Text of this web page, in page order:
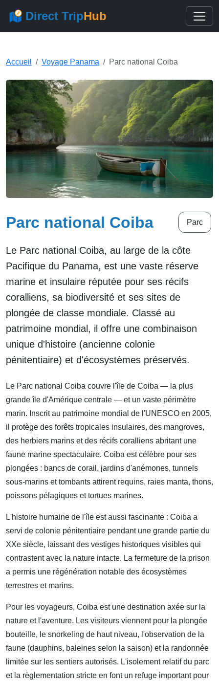
Direct TripHub
Accueil Voyage Panama Parc national Coiba
Parc national Coiba Parc
Le Parc national Coiba, au large de la côte
Pacifique du Panama, est une vaste réserve
marine et insulaire réputée pour ses récifs
coralliens, sa biodiversité et ses sites de
plongée de classe mondiale. Classé au
patrimoine mondial, il offre une combinaison
unique d'histoire (ancienne colonie
pénitentiaire) et d'écosystèmes préservés.
Le Parc national Coiba couvre l'île de Coiba — la plus
grande île d'Amérique centrale — et un vaste périmètre
marin. Inscrit au patrimoine mondial de l'UNESCO en 2005,
il protège des forêts tropicales insulaires, des mangroves,
des herbiers marins et des récifs coralliens abritant une
faune marine spectaculaire. Coiba est célèbre pour ses
plongées : bancs de corail, jardins d'anémones, tunnels
sous-marins et tombants attirent requins, raies manta, thons,
poissons pélagiques et tortues marines.
L'histoire humaine de l'île est aussi fascinante : Coiba a
servi de colonie pénitentiaire pendant une grande partie du
XXe siècle, laissant des vestiges historiques visibles qui
contrastent avec la nature intacte. La fermeture de la prison
a permis une régénération notable des écosystèmes
terrestres et marins.
Pour les voyageurs, Coiba est une destination axée sur la
nature et l'aventure. Les visiteurs viennent pour la plongée
bouteille, le snorkeling de haut niveau, l'observation de la
faune (dauphins, baleines selon la saison) et la randonnée
limitée sur les sentiers autorisés. L'isolement relatif du parc
et la règlementation stricte en font un refuge important pour